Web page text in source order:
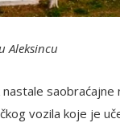
Aleksincu
vozila koje je